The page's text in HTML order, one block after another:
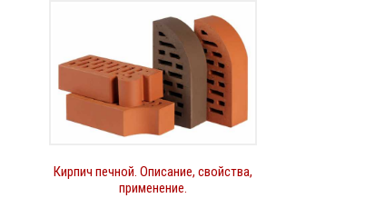
Кирпич печной. Описание, свойства,
применение.